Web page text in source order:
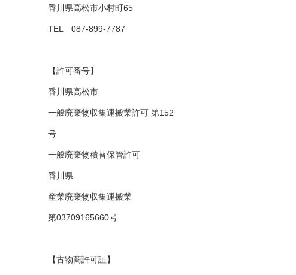
香川県高松市小村町65
TEL 087-899-7787
【許可番号】
香川県高松市
一般廃棄物収集運搬業許可 第152
号
一般廃棄物積替保管許可
香川県
産業廃棄物収集運搬業
第03709165660号
【古物商許可証】